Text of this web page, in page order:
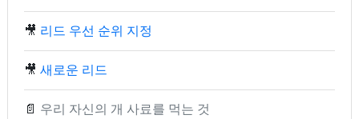
🎥 리드 우선 순위 지정
🎥 새로운 리드
📄 우리 자신의 개 사료를 먹는 것